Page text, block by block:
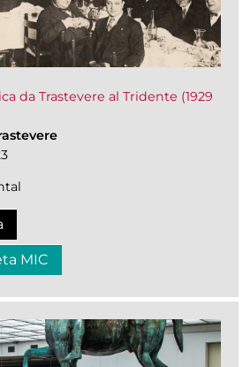
da Trastevere al Tridente (1929
MIC